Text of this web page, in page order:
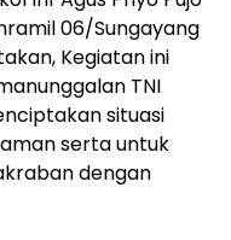
06/Sungayang
Kegiatan ini
TNI
situasi
serta untuk
dengan